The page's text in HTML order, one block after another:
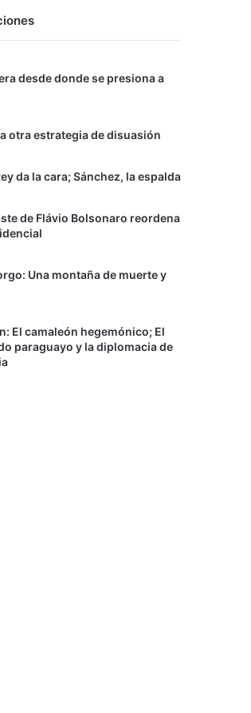
desde donde se presiona a
otra estrategia de disuasión
da la cara; Sánchez, la espalda
de Flávio Bolsonaro reordena
Una montaña de muerte y
El camaleón hegemónico; El
paraguayo y la diplomacia de